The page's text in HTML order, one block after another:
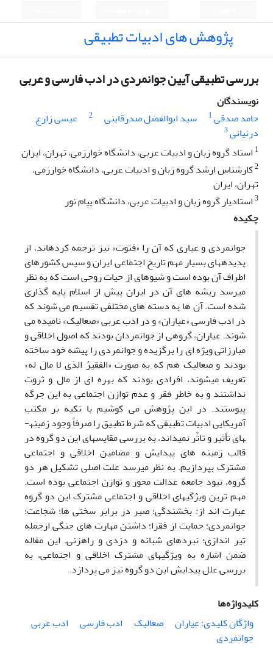
پژوهش های ادبیات تطبیقی
بررسی تطبیقی آیین جوانمردی در ادب فارسی و عربی
نویسندگان
حامد صدقی1 سید ابوالفضل صدرقاینی 2
عیسی زارع
درنیانی3
1 استاد گروه زبان و ادبیات عربی، دانشگاه خوارزمی، تهران، ایران
2کارشناس ارشد گروه زبان و ادبیات عربی، دانشگاه خوارزمی،
تهران، ایران
3استادیار گروه زبان و ادبیات عربی، دانشگاه پیام نور
چکیده
جوانمردی و عیاری که آن را «فتوت» نیز ترجمه کرده­اند، از
پدیده­های بسیار مهم تاریخ اجتماعی ایران و سپس کشورهای
اطراف آن بوده است و شیوه­ای از حیات روحی است که به نظر
می­رسد ریشه های آن در ایران پیش از اسلام پایه گذاری
شده است. آن ها به دسته های مختلفی تقسیم می شوند که
در ادب فارسی «عیاران» و در ادب عربی «صعالیک» نامیده می
شوند. عیاران، گروهی از جوانمردان بودند که اصول اخلاقی و
مبارزاتی ویژه ای را برگزیده و جوانمردی را پیشه خود ساخته
بودند و صعالیک هم که به صورت «الفقیرُ الذی لا مالَ له»
تعریف می­شوند، افرادی بودند که بهره ای از مال و ثروت
نداشتند و به خاطر فقر و عدم توازن اجتماعی به این جرگه
پیوستند. در این پژوهش می کوشیم با تکیه بر مکتب
آمریکایی ادبیات تطبیقی که شرط تطبیق را صرفاً وجود زمینه­
های تأثیر و تاثّر نمی­داند، به بررسی مقایسه­ای این دو گروه در
قالب زمینه های پیدایش و مضامین اخلاقی و اجتماعی
مشترک بپردازیم. به نظر می­رسد علت اصلی تشکیل هر دو
گروه، نبود جامعه عدالت محور و توازن اجتماعی بوده است.
مهم ترین ویژگی­های اخلاقی و اجتماعی مشترک این دو گروه
عبارت اند از: بخشندگی؛ صبر در برابر سختی ها؛ شجاعت؛
جوانمردی؛ حمایت از فقرا؛ داشتن مهارت ­های جنگی ازجمله
تیر اندازی؛ نبردهای شبانه و دزدی و راهزنی. این مقاله
ضمن اشاره به ویژگی­های مشترک اخلاقی و اجتماعی، به
بررسی علل پیدایش این دو گروه نیز می پردازد.
کلیدواژه‌ها
واژگان کلیدی: عیاران
صعالیک ادب فارسی
ادب عربی
جوانمردی